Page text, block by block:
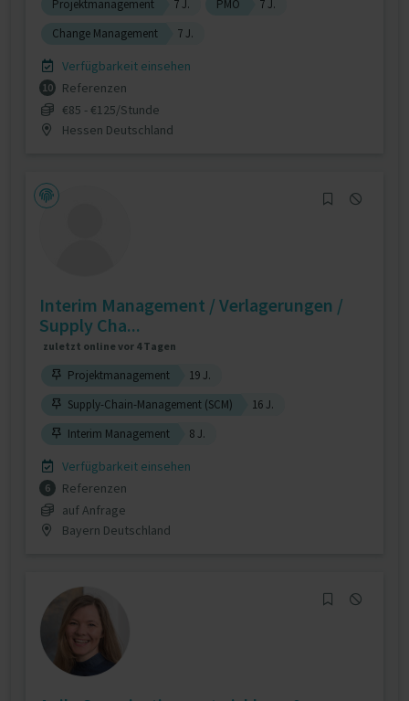
Projektmanagement 7 J. PMO
7 J.
Change Management
7 J.
Verfügbarkeit einsehen
10
Referenzen
€85 - €125/Stunde
Hessen Deutschland
Interim Management / Verlagerungen /
Supply Cha...
zuletzt online vor 4 Tagen
Projektmanagement
19 J.
Supply-Chain-Management (SCM)
16 J.
Interim Management
8 J.
Verfügbarkeit einsehen
6
Referenzen
auf Anfrage
Bayern Deutschland